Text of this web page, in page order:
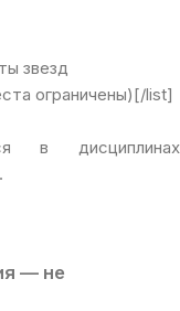
звезд
ограничены)[/list]
в дисциплинах
— не